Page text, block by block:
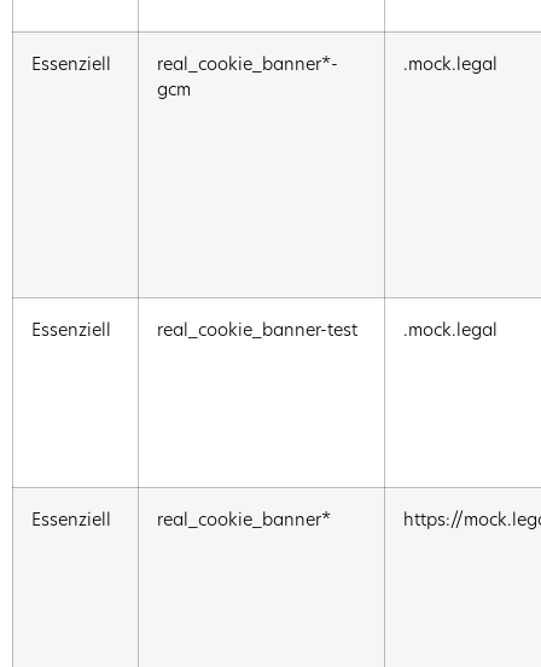
Essenziell
real_cookie_banner*-
gcm
.mock.legal
Essenziell real_cookie_banner-test .mock.legal
Essenziell real_cookie_banner* https://